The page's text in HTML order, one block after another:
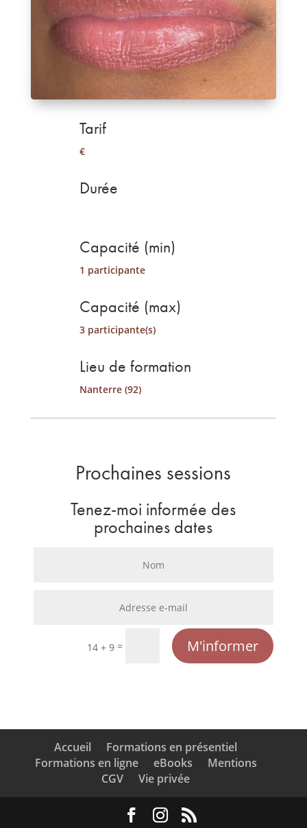
Tarif
€
Durée
Capacité (min)
1 participante
Capacité (max)
3 participante(s)
Lieu de formation
Nanterre (92)
Prochaines sessions
Tenez-moi informée des
prochaines dates
14 + 9= M'informer
Accueil
Formations en présentiel
Formations en ligne
eBooks
Mentions
CGV
Vie privée